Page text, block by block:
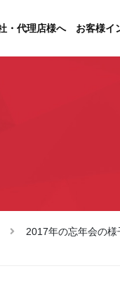
・代理店様へ お客様イ
2017年の忘年会の